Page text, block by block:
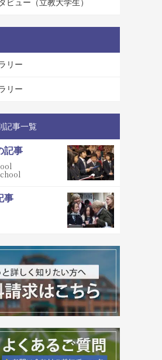
ビュー（立教大学生）
リー
リー
記事一覧
記事
事